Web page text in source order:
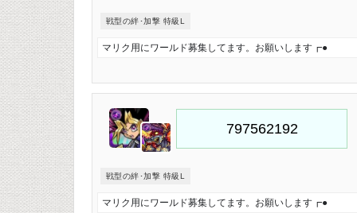
戦型の絆･加撃 特級L
マリク用にワールド募集してます。お願いします┏●
戦型の絆･加撃 特級L
マリク用にワールド募集してます。お願いします┏●